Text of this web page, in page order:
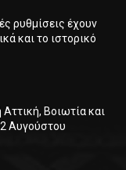
ρυθμίσεις έχουν
και το ιστορικό
Βοιωτία και
2 Αυγούστου